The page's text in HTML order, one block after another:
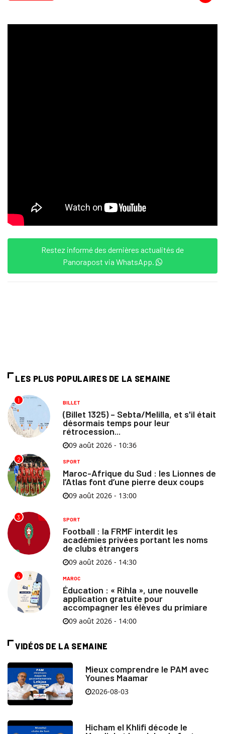
Restez informé des dernières actualités de
Panorapost via WhatsApp.
LES PLUS POPULAIRES DE LA SEMAINE
1 BILLET
(Billet 1325) – Sebta/Melilla, et s'il était
désormais temps pour leur
rétrocession...
09 août 2026 - 10:36
2 SPORT
Maroc-Afrique du Sud : les Lionnes de
l’Atlas font d’une pierre deux coups
09 août 2026 - 13:00
3 SPORT
Football : la FRMF interdit les
académies privées portant les noms
de clubs étrangers
09 août 2026 - 14:30
4 MAROC
Éducation : « Rihla », une nouvelle
application gratuite pour
accompagner les élèves du primiare
09 août 2026 - 14:00
VIDÉOS DE LA SEMAINE
Mieux comprendre le PAM avec
Younes Maamar
2026-08-03
Hicham el Khlifi décode le